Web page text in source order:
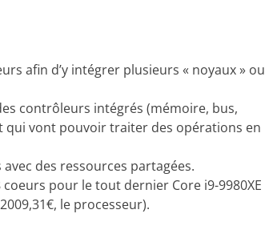
afin d’y intégrer plusieurs « noyaux » ou
contrôleurs intégrés (mémoire, bus,
qui vont pouvoir traiter des opérations en
des ressources partagées.
pour le tout dernier Core i9-9980XE
le processeur).